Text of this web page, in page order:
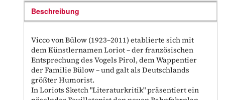
Beschreibung
Vicco von Bülow (1923–2011) etablierte sich mit
dem Künstlernamen Loriot – der französischen
Entsprechung des Vogels Pirol, dem Wappentier
der Familie Bülow – und galt als Deutschlands
größter Humorist.
In Loriots Sketch "Literaturkritik" präsentiert ein